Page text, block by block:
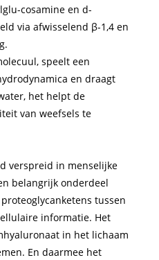
cosamine en d-
via afwisselend β-1,4 en
speelt een
en draagt
het helpt de
van weefsels te
verspreid in menselijke
belangrijk onderdeel
tussen
informatie. Het
in het lichaam
En daarmee het